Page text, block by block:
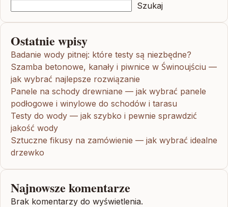
Szukaj
Ostatnie wpisy
Badanie wody pitnej: które testy są niezbędne?
Szamba betonowe, kanały i piwnice w Świnoujściu —
jak wybrać najlepsze rozwiązanie
Panele na schody drewniane — jak wybrać panele
podłogowe i winylowe do schodów i tarasu
Testy do wody — jak szybko i pewnie sprawdzić
jakość wody
Sztuczne fikusy na zamówienie — jak wybrać idealne
drzewko
Najnowsze komentarze
Brak komentarzy do wyświetlenia.